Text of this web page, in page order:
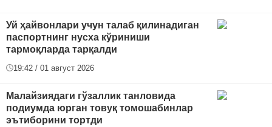
Уй ҳайвонлари учун талаб қилинадиган
паспортнинг нусха кўриниши
тармоқларда тарқалди
19:42 / 01 август 2026
Малайзиядаги гўзаллик танловида
подиумда юрган товуқ томошабинлар
эътиборини тортди